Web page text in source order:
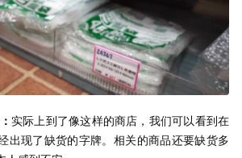
实际上到了像这样的商店，我们可以看到在
出现了缺货的字牌。相关的商品还要缺货多